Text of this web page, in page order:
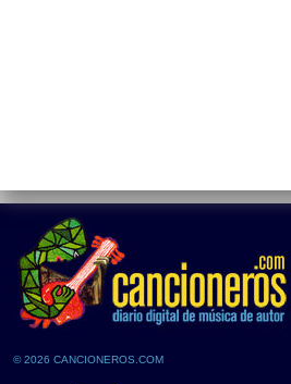
© 2026 CANCIONEROS.COM